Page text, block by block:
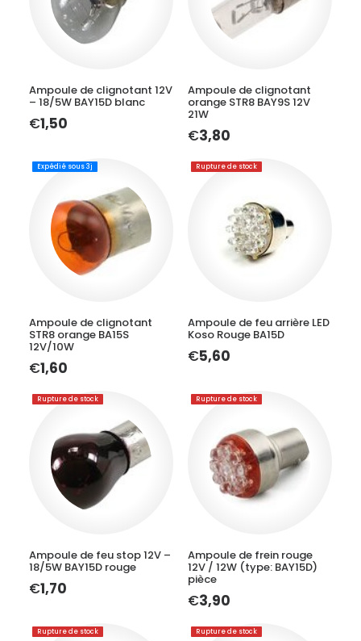
Ampoule de clignotant 12V
– 18/5W BAY15D blanc
€1,50
Ampoule de clignotant
orange STR8 BAY9S 12V
21W
€3,80
Ampoule de clignotant
STR8 orange BA15S
12V/10W
€1,60
Expédié sous 3j
Ampoule de feu arrière LED
Koso Rouge BA15D
€5,60
Rupture de stock
Ampoule de feu stop 12V –
18/5W BAY15D rouge
€1,70
Rupture de stock
Ampoule de frein rouge
12V / 12W (type: BAY15D)
pièce
€3,90
Rupture de stock
Rupture de stock Rupture de stock